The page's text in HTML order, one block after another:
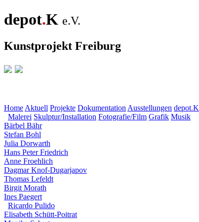
depot.K e.V.
Kunstprojekt Freiburg
Home Aktuell Projekte Dokumentation Ausstellungen depot.K
Malerei Skulptur/Installation Fotografie/Film Grafik Musik
Bärbel Bähr
Stefan Bohl
Julia Dorwarth
Hans Peter Friedrich
Anne Froehlich
Dagmar Knof-Dugarjapov
Thomas Lefeldt
Birgit Morath
Ines Paegert
Ricardo Pulido
Elisabeth Schütt-Poitrat